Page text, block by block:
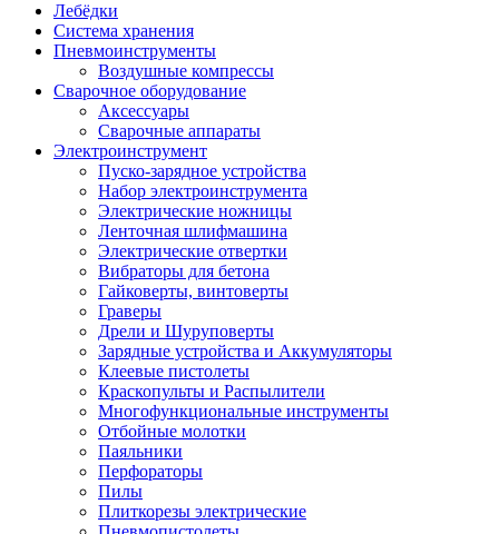
Лебёдки
Система хранения
Пневмоинструменты
Воздушные компрессы
Сварочное оборудование
Аксессуары
Сварочные аппараты
Электроинструмент
Пуско-зарядное устройства
Набор электроинструмента
Электрические ножницы
Ленточная шлифмашина
Электрические отвертки
Вибраторы для бетона
Гайковерты, винтоверты
Граверы
Дрели и Шуруповерты
Зарядные устройства и Аккумуляторы
Клеевые пистолеты
Краскопульты и Распылители
Многофункциональные инструменты
Отбойные молотки
Паяльники
Перфораторы
Пилы
Плиткорезы электрические